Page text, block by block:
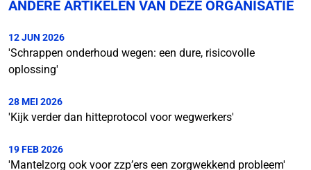
ANDERE ARTIKELEN VAN DEZE ORGANISATIE
12 JUN 2026
'Schrappen onderhoud wegen: een dure, risicovolle
oplossing'
28 MEI 2026
'Kijk verder dan hitteprotocol voor wegwerkers'
19 FEB 2026
'Mantelzorg ook voor zzp’ers een zorgwekkend probleem'